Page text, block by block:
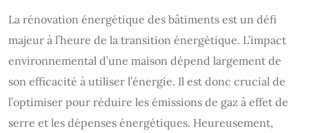
La rénovation énergétique des bâtiments est un défi
majeur à l’heure de la transition énergétique. L’impact
environnemental d’une maison dépend largement de
son efficacité à utiliser l’énergie. Il est donc crucial de
l’optimiser pour réduire les émissions de gaz à effet de
serre et les dépenses énergétiques. Heureusement,